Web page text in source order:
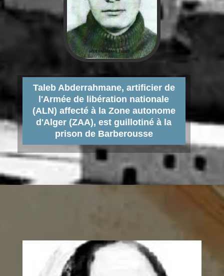
Taleb Abderrahmane, artificier de
l'Armée de libération nationale
(ALN) affecté à la Zone autonome
d'Alger (ZAA), est guillotiné à la
prison de Barberousse